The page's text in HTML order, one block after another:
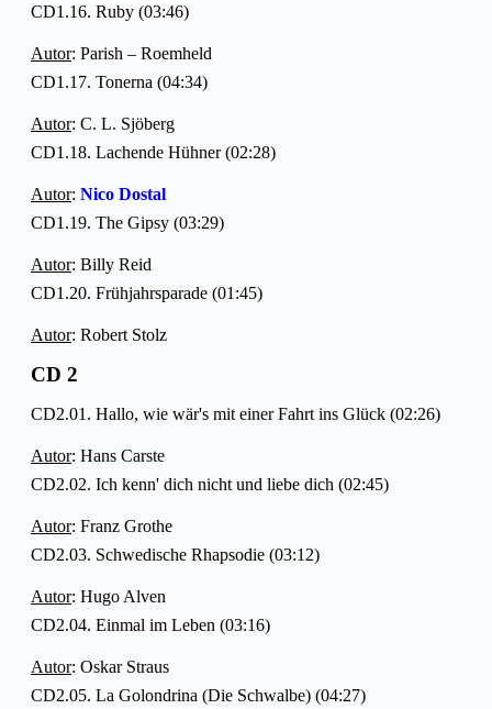
CD1.16. Ruby (03:46)
Autor: Parish – Roemheld
CD1.17. Tonerna (04:34)
Autor: C. L. Sjöberg
CD1.18. Lachende Hühner (02:28)
Autor: Nico Dostal
CD1.19. The Gipsy (03:29)
Autor: Billy Reid
CD1.20. Frühjahrsparade (01:45)
Autor: Robert Stolz
CD 2
CD2.01. Hallo, wie wär's mit einer Fahrt ins Glück (02:26)
Autor: Hans Carste
CD2.02. Ich kenn' dich nicht und liebe dich (02:45)
Autor: Franz Grothe
CD2.03. Schwedische Rhapsodie (03:12)
Autor: Hugo Alven
CD2.04. Einmal im Leben (03:16)
Autor: Oskar Straus
CD2.05. La Golondrina (Die Schwalbe) (04:27)